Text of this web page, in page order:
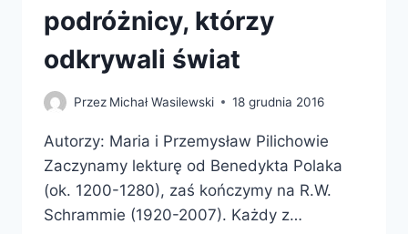
podróżnicy, którzy
odkrywali świat
Przez Michał Wasilewski 18 grudnia 2016
Autorzy: Maria i Przemysław Pilichowie
Zaczynamy lekturę od Benedykta Polaka
(ok. 1200-1280), zaś kończymy na R.W.
Schrammie (1920-2007). Każdy z…